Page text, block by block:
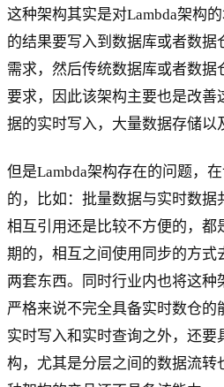
这种架构其实是对Lambda架构
的结果要写入到数据库或者数据
需求，然后传统数据库或者数据
要求，因此该架构主要也是改善
据的实时写入，大量数据存储以
但是Lambda架构存在的问题，
的，比如：批量数据与实时数据
相互引用还是比较不方便的，都
期的，相互之间使用同步的方式
两套东西。同时行业内也将这种
严格来说不完全具备实时数仓的
实时写入和实时查询之外，还要
构，尤其是分层之间的数据流转